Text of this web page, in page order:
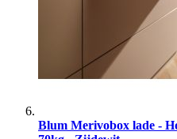
Blum Merivobox lade -